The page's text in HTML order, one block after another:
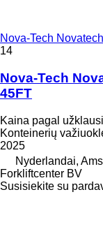
Nova-Tech
14
Nova-Tech
45FT
Kaina pagal
Konteinerių
2025
Nyderlandai,
Forkliftcenter BV
Susisiekite su